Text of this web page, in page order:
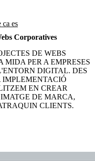
ca es
Corporatives
DE WEBS
MIDA PER A EMPRESES
DIGITAL. DES
EN CREAR
DE MARCA,
CLIENTS.